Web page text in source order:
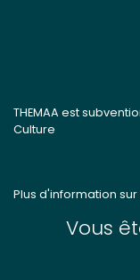
THEMAA est
Culture
Plus d'information
Vous